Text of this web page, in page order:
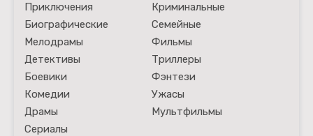
Приключения
Криминальные
Биографические
Семейные
Мелодрамы
Фильмы
Детективы
Триллеры
Боевики
Фэнтези
Комедии
Ужасы
Драмы
Мультфильмы
Сериалы